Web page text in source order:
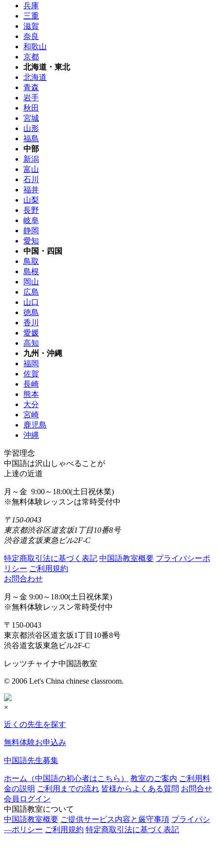
兵庫
三重
滋賀
奈良
和歌山
京都
北海道・東北
北海道
青森
岩手
秋田
宮城
山形
福島
中部
新潟
富山
石川
福井
山梨
長野
岐阜
静岡
愛知
中国・四国
鳥取
島根
岡山
広島
山口
徳島
香川
愛媛
高知
九州・沖縄
福岡
佐賀
長崎
熊本
大分
宮崎
鹿児島
沖縄
学習理念
中国語は沢山しゃべることが
上達の近道
月～金 9:00～18:00(土日祝休業)
※無料体験レッスンは常時受付中
〒150-0043
東京都渋谷区道玄坂1丁目10番8号
渋谷道玄坂東急ビル2F-C
特定商取引法に基づく表記 中国語教室概要 プライバシーポ
リシー ご利用規約
お問合わせ
月～金 9:00～18:00(土日祝休業)
※無料体験レッスン常時受付中
〒150-0043
東京都渋谷区道玄坂1丁目10番8号
渋谷道玄坂東急ビル2F-C
レッツチャイナ中国語教室
© 2006 Let's China chinese classroom.
×
近くの先生を探す
無料体験お申込み
中国語先生募集
ホーム（中国語の初心者はこちら） 教室のご案内 ご利用料
金の説明 ご利用までの流れ 皆様からよくある質問 お問合せ
会員ログイン
中国語教室について
中国語教室概要 ご提供サービス内容と厳守事項 プライバシ
―ポリシー ご利用規約 特定商取引法に基づく表記